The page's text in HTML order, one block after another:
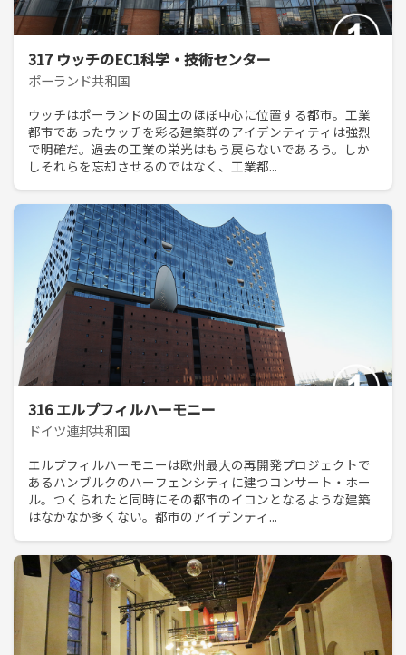
317 ウッチのEC1科学・技術センター
ポーランド共和国
ウッチはポーランドの国土のほぼ中心に位置する都市。工業
都市であったウッチを彩る建築群のアイデンティティは強烈
で明確だ。過去の工業の栄光はもう戻らないであろう。しか
しそれらを忘却させるのではなく、工業都...
316 エルプフィルハーモニー
ドイツ連邦共和国
エルプフィルハーモニーは欧州最大の再開発プロジェクトで
あるハンブルクのハーフェンシティに建つコンサート・ホー
ル。つくられたと同時にその都市のイコンとなるような建築
はなかなか多くない。都市のアイデンティ...